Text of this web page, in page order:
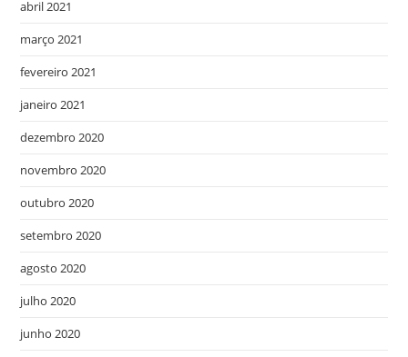
abril 2021
março 2021
fevereiro 2021
janeiro 2021
dezembro 2020
novembro 2020
outubro 2020
setembro 2020
agosto 2020
julho 2020
junho 2020